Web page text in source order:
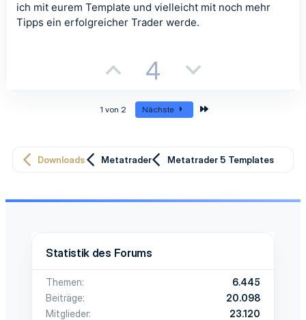
ich mit eurem Template und vielleicht mit noch mehr
Tipps ein erfolgreicher Trader werde.
o
s
t
i
S
4
g
t
i
S
1 von 2 Nächste
Downloads Metatrader Metatrader 5 Templates
Statistik des Forums
Themen
6.445
Beiträge
20.098
Mitglieder
23.120